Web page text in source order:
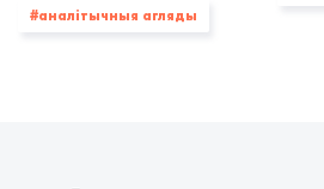
#аналітычныя агляды